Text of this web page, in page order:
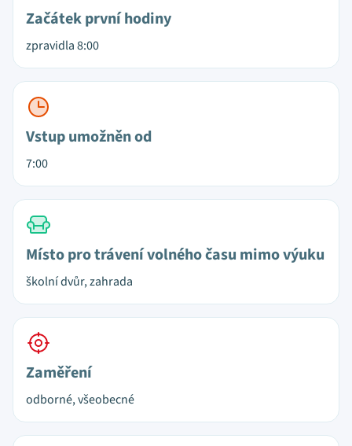
Začátek první hodiny
zpravidla 8:00
Vstup umožněn od
7:00
Místo pro trávení volného času mimo výuku
školní dvůr, zahrada
Zaměření
odborné, všeobecné